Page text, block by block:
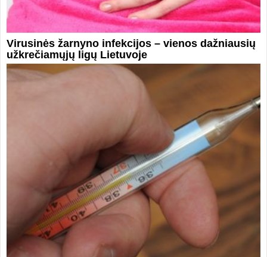
Virusinės žarnyno infekcijos – vienos dažniausių
užkrečiamųjų ligų Lietuvoje